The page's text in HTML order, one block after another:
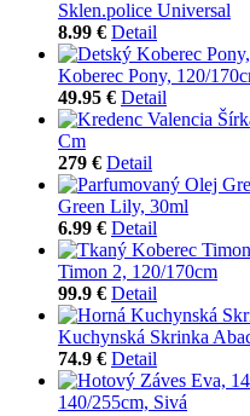
Sklen.police Universal
8.99 € Detail
Koberec Pony, 120/
49.95 € Detail
Cm
279 € Detail
Green Lily, 30ml
6.99 € Detail
Timon 2, 120/170cm
99.9 € Detail
Kuchynská Skrinka
74.9 € Detail
140/255cm, Sivá